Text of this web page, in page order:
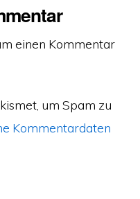
einen Kommentar
um Spam zu
Kommentardaten